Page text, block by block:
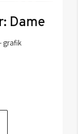
Dame
grafik